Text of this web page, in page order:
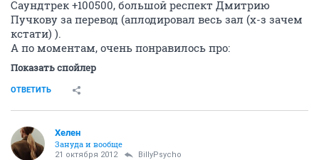
Саундтрек +100500, большой респект Дмитрию
Пучкову за перевод (аплодировал весь зал (х-з зачем
кстати) ).
А по моментам, очень понравилось про:
Показать спойлер
ОТВЕТИТЬ
Хелен
Зануда и вообще
21 октября 2012 BillyPsycho